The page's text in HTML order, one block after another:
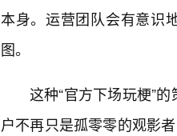
本身。运营团队会有意识
图。
这种“官方下场玩梗”
户不再只是孤零零的观影